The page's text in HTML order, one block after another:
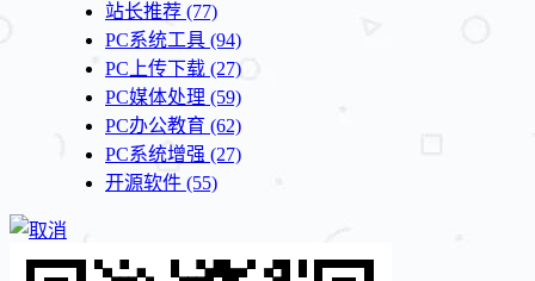
站长推荐 (77)
PC系统工具 (94)
PC上传下载 (27)
PC媒体处理 (59)
PC办公教育 (62)
PC系统增强 (27)
开源软件 (55)